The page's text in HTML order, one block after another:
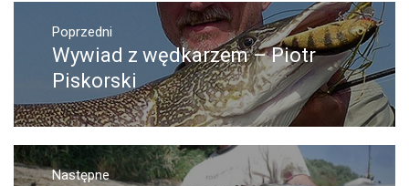
Nawigacja
wpisuPoprzedni
Poprzedni
wpis:
Wywiad z wędkarzem – Piotr
Piskorski
Następne